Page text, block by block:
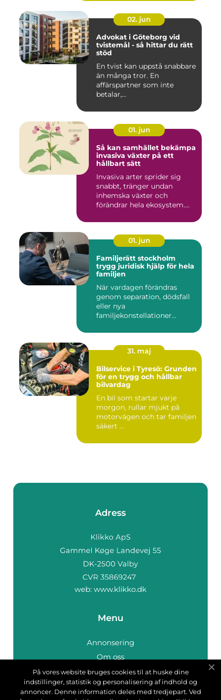
02. jun
Advokat i Göteborg vid
tvistemål - så hittar du rätt
stöd
En tvist kan uppstå snabbare
än många tror. En
affärspartner som inte
betalar,...
01. jun
Så kan samhället bekämpa
invasiva växter på ett
hållbart sätt
Invasiva arter sprider sig
snabbt, tränger undan
inhemska växter och
förändrar hela ekosystem.
01. jun
Familjerätt stockholm
trygg juridisk hjälp för hela
familjen
När vardagen förändras
genom separation, dödsfall
eller nya
familjekonstellationer
31. maj
Bilservice i Tyresö: Grunden
för en trygg och hållbar
bilvardag
En bil som startar varje
morgon, rullar mjukt på
motorvägen och tar familjen
säkert ...
Adress
web: www.klikko.dk
Menu
Annonsering
Om oss
Cookies
Kontakta oss
På vores website bruges cookies til at huske dine
indstillinger, statistik og personalisering af indhold og
annoncer. Denne information deles med tredjepart. Ved